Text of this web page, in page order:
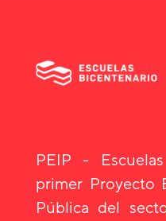
PEIP -
primer Proyecto
Pública del